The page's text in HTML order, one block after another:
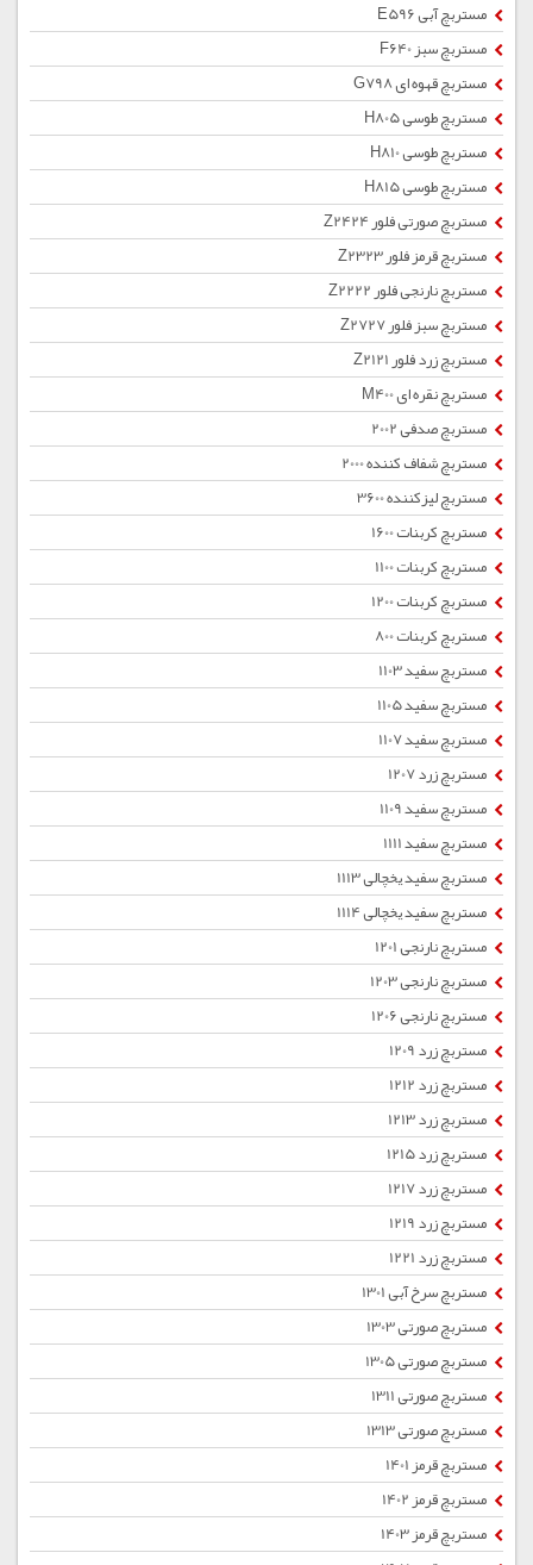
مستربچ آبی E596
مستربچ سبز F640
مستربچ قهوه ای G798
مستربچ طوسی H805
مستربچ طوسی H810
مستربچ طوسی H815
مستربچ صورتی فلور Z2424
مستربچ قرمز فلور Z2323
مستربچ نارنجی فلور Z2222
مستربچ سبز فلور Z2727
مستربچ زرد فلور Z2121
مستربچ نقره ای M400
مستربچ صدفی 2002
مستربچ شفاف کننده 2000
مستربچ لیزکننده 3600
مستربچ کربنات 1600
مستربچ کربنات 1100
مستربچ کربنات 1200
مستربچ کربنات 800
مستربچ سفید 1103
مستربچ سفید 1105
مستربچ سفید 1107
مستربچ زرد 1207
مستربچ سفید 1109
مستربچ سفید 1111
مستربچ سفید یخچالی 1113
مستربچ سفید یخچالی 1114
مستربچ نارنجی 1201
مستربچ نارنجی 1203
مستربچ نارنجی 1206
مستربچ زرد 1209
مستربچ زرد 1212
مستربچ زرد 1213
مستربچ زرد 1215
مستربچ زرد 1217
مستربچ زرد 1219
مستربچ زرد 1221
مستربچ سرخ آبی 1301
مستربچ صورتی 1303
مستربچ صورتی 1305
مستربچ صورتی 1311
مستربچ صورتی 1313
مستربچ قرمز 1401
مستربچ قرمز 1402
مستربچ قرمز 1403